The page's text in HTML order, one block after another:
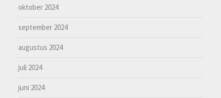
oktober 2024
september 2024
augustus 2024
juli 2024
juni 2024